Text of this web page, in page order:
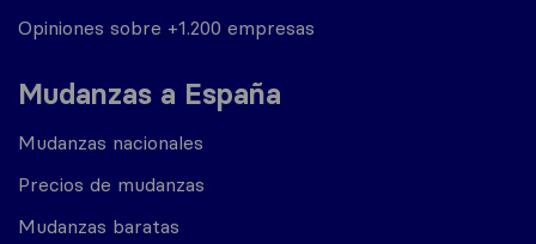
Opiniones sobre +1.200 empresas
Mudanzas a España
Mudanzas nacionales
Precios de mudanzas
Mudanzas baratas